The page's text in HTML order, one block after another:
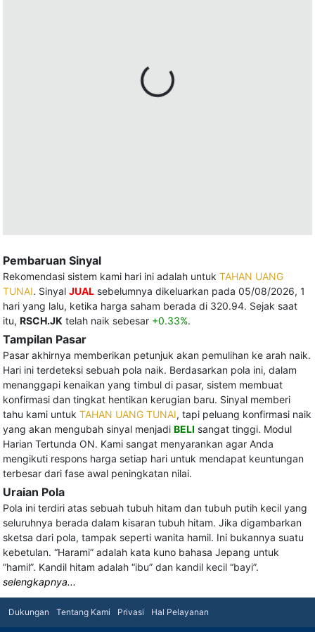
Pembaruan Sinyal
Rekomendasi sistem kami hari ini adalah untuk TAHAN UANG
TUNAI. Sinyal JUAL sebelumnya dikeluarkan pada 05/08/2026, 1
hari yang lalu, ketika harga saham berada di 320.94. Sejak saat
itu, RSCH.JK telah naik sebesar +0.33%.
Tampilan Pasar
Pasar akhirnya memberikan petunjuk akan pemulihan ke arah naik.
Hari ini terdeteksi sebuah pola naik. Berdasarkan pola ini, dalam
menanggapi kenaikan yang timbul di pasar, sistem membuat
konfirmasi dan tingkat hentikan kerugian baru. Sinyal memberi
tahu kami untuk TAHAN UANG TUNAI, tapi peluang konfirmasi naik
yang akan mengubah sinyal menjadi BELI sangat tinggi. Modul
Harian Tertunda ON. Kami sangat menyarankan agar Anda
mengikuti respons harga setiap hari untuk mendapat keuntungan
terbesar dari fase awal peningkatan nilai.
Uraian Pola
Pola ini terdiri atas sebuah tubuh hitam dan tubuh putih kecil yang
seluruhnya berada dalam kisaran tubuh hitam. Jika digambarkan
sketsa dari pola, tampak seperti wanita hamil. Ini bukannya suatu
kebetulan. “Harami” adalah kata kuno bahasa Jepang untuk
“hamil”. Kandil hitam adalah “ibu” dan kandil kecil “bayi”.
selengkapnya...
Dukungan Tentang Kami Privasi Hal Pelayanan